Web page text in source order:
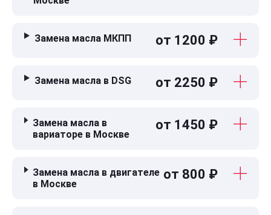
Замена масла МКПП от 1200 ₽
Замена масла в DSG от 2250 ₽
Замена масла в
вариаторе в Москве
от 1450 ₽
Замена масла в двигателе
в Москве
от 800 ₽